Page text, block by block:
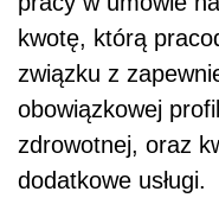
kwotę, którą
związku z
obowiązkowej
zdrowotnej, oraz
dodatkowe usługi.